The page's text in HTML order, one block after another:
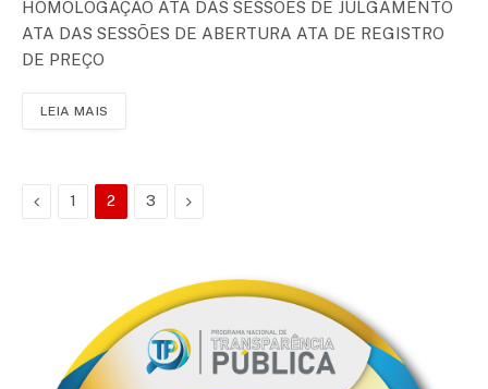
HOMOLOGAÇÃO ATA DAS SESSÕES DE JULGAMENTO
ATA DAS SESSÕES DE ABERTURA ATA DE REGISTRO
DE PREÇO
LEIA MAIS
Anterior
1 2 3 Proximo